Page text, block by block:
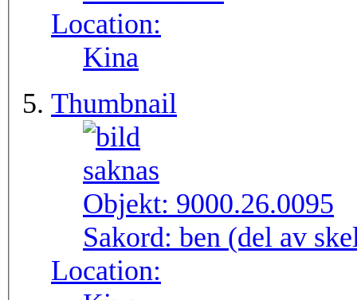
Location:
Kina
Thumbnail
Objekt: 9000.26.0095
Sakord: ben (del av
Location: